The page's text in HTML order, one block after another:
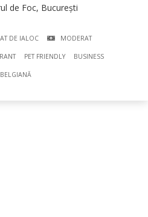
de Foc, București
DE IALOC MODERAT
PET FRIENDLY BUSINESS